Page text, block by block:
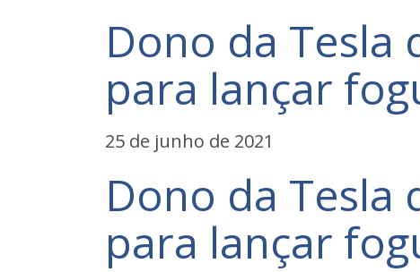
Dono da Tesla
para lançar
25 de junho de 2021
Dono da Tesla
para lançar